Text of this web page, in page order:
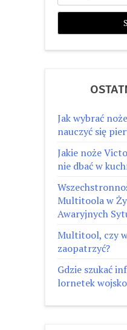
Jak wybrać
nauczyć się
Jakie noże
nie dbać w
Multitoola w
Awaryjnych
Multitool, czy
zaopatrzyć?
Gdzie szukać
lornetek